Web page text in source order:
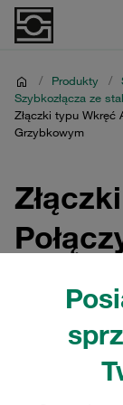
/ Produkty /
Szybkozłącza ze
Złączki typu Wkręć
Grzybkowym
Złączki typu
STAUFF w